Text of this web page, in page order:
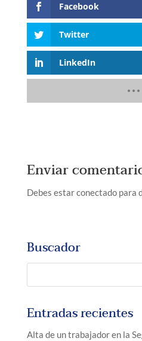
Facebook
Twitter
LinkedIn
Enviar
Debes estar conectado para
Buscador
Entradas recientes
Alta de un trabajador en la